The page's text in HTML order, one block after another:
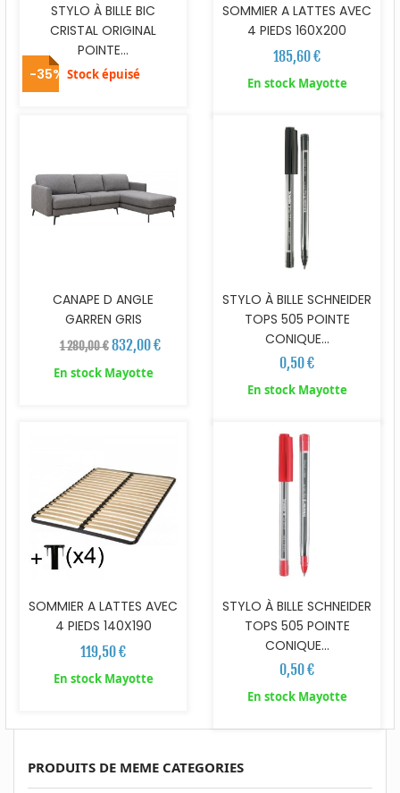
STYLO À BILLE BIC
CRISTAL ORIGINAL
POINTE...
Stock épuisé
SOMMIER A LATTES AVEC
4 PIEDS 160X200
185,60 €
En stock Mayotte
-35%
CANAPE D ANGLE
GARREN GRIS
1 280,00 € 832,00 €
En stock Mayotte
STYLO À BILLE SCHNEIDER
TOPS 505 POINTE
CONIQUE...
0,50 €
En stock Mayotte
SOMMIER A LATTES AVEC
4 PIEDS 140X190
119,50 €
En stock Mayotte
STYLO À BILLE SCHNEIDER
TOPS 505 POINTE
CONIQUE...
0,50 €
En stock Mayotte
PRODUITS DE MEME CATEGORIES